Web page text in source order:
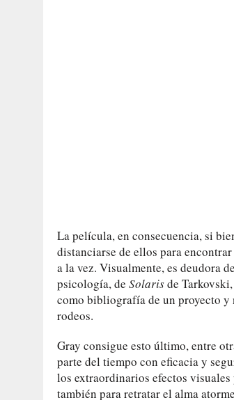
La película, en consecuencia, si
distanciarse de ellos para
a la vez. Visualmente, es deudora
psicología, de Solarisde
como bibliografía de un proyecto y
rodeos.
Gray consigue esto último, entre
parte del tiempo con eficacia y
los extraordinarios efectos visuales
también para retratar el alma